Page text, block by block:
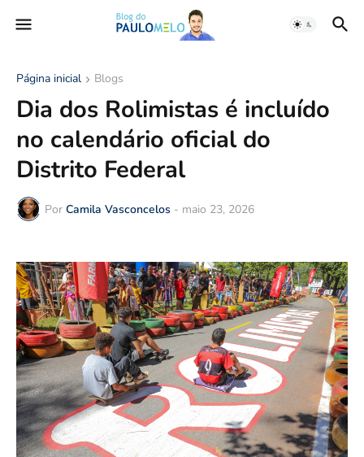
Página inicial Blogs
Dia dos Rolimistas é incluído
no calendário oficial do
Distrito Federal
Por Camila Vasconcelos - maio 23, 2026